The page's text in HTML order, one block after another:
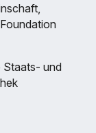
Staats- und